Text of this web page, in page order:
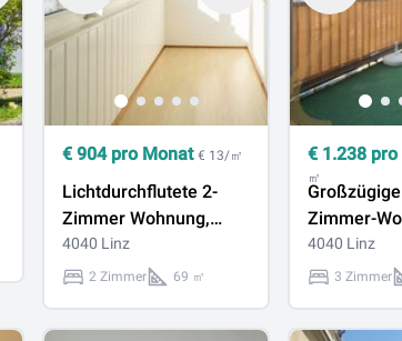
€904pro Monat€ 13/㎡
Lichtdurchflutete 2-
Zimmer Wohnung,
Nähe JKU
4040 Linz
2 Zimmer 69 ㎡
€ 1.238pro
㎡
Zimmer-
zwei
Freiflächen
vermieten!
4040 Linz
3 Zimmer